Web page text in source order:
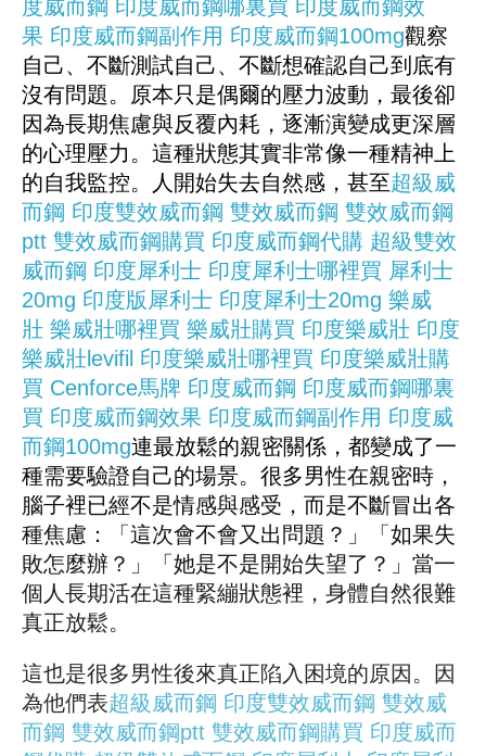
度威而鋼 印度威而鋼哪裏買 印度威而鋼效
果 印度威而鋼副作用 印度威而鋼100mg觀察
自己、不斷測試自己、不斷想確認自己到底有
沒有問題。原本只是偶爾的壓力波動，最後卻
因為長期焦慮與反覆內耗，逐漸演變成更深層
的心理壓力。這種狀態其實非常像一種精神上
的自我監控。人開始失去自然感，甚至超級威
而鋼 印度雙效威而鋼 雙效威而鋼 雙效威而鋼
ptt 雙效威而鋼購買 印度威而鋼代購 超級雙效
威而鋼 印度犀利士 印度犀利士哪裡買 犀利士
20mg 印度版犀利士 印度犀利士20mg 樂威
壯 樂威壯哪裡買 樂威壯購買 印度樂威壯 印度
樂威壯levifil 印度樂威壯哪裡買 印度樂威壯購
買 Cenforce馬牌 印度威而鋼 印度威而鋼哪裏
買 印度威而鋼效果 印度威而鋼副作用 印度威
而鋼100mg連最放鬆的親密關係，都變成了一
種需要驗證自己的場景。很多男性在親密時，
腦子裡已經不是情感與感受，而是不斷冒出各
種焦慮：「這次會不會又出問題？」「如果失
敗怎麼辦？」「她是不是開始失望了？」當一
個人長期活在這種緊繃狀態裡，身體自然很難
真正放鬆。
這也是很多男性後來真正陷入困境的原因。因
為他們表超級威而鋼 印度雙效威而鋼 雙效威
而鋼 雙效威而鋼ptt 雙效威而鋼購買 印度威而